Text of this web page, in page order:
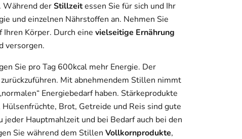
Während derStillzeitessen Sie für sich und Ihr
und einzelnen Nährstoffen an. Nehmen Sie
Ihren Körper. Durch einevielseitige Ernährung
versorgen.
Sie pro Tag 600kcal mehr Energie. Der
zurückzuführen. Mit abnehmendem Stillen nimmt
Energiebedarf haben. Stärkeprodukte
Brot, Getreide und Reis sind gute
jeder Hauptmahlzeit und bei Bedarf auch bei den
Sie während dem StillenVollkornprodukte,